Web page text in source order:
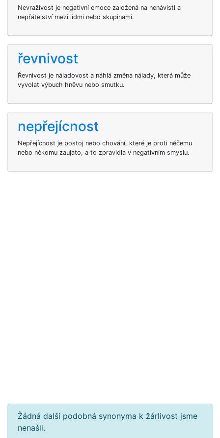
Nevraživost je negativní emoce založená na nenávisti a
nepřátelství mezi lidmi nebo skupinami.
řevnivost
Řevnivost je náladovost a náhlá změna nálady, která může
vyvolat výbuch hněvu nebo smutku.
nepřejícnost
Nepřejícnost je postoj nebo chování, které je proti něčemu
nebo někomu zaujato, a to zpravidla v negativním smyslu.
Žádná další podobná synonyma k žárlivost jsme
nenašli.